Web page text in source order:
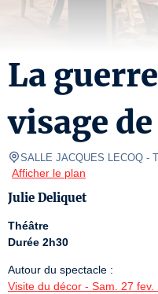
La
visage
SALLE JACQUES LECOQ -
Afficher le plan
Julie Deliquet
Théâtre
Durée 2h30
Visite du décor - Sam. 27 fev.